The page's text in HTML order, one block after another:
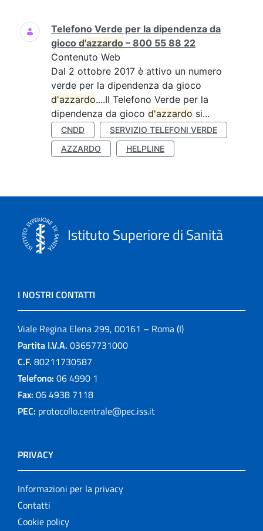
Ricerca
Telefono Verde per la dipendenza da
gioco d'azzardo – 800 55 88 22
Contenuto Web
Dal 2 ottobre 2017 è attivo un numero
verde per la dipendenza da gioco
d'azzardo....Il Telefono Verde per la
dipendenza da gioco d'azzardo si...
CNDD
SERVIZIO TELEFONI VERDE
AZZARDO
HELPLINE
Istituto Superiore di Sanità
I NOSTRI CONTATTI
Viale Regina Elena 299, 00161 – Roma (I)
Partita I.V.A. 03657731000
C.F. 80211730587
Telefono: 06 4990 1
Fax: 06 4938 7118
PEC: protocollo.centrale@pec.iss.it
PRIVACY
Informazioni per la privacy
Contatti
Cookie policy